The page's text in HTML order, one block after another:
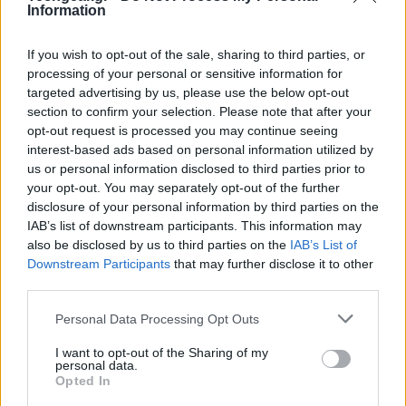
Information
If you wish to opt-out of the sale, sharing to third parties, or
processing of your personal or sensitive information for
targeted advertising by us, please use the below opt-out
section to confirm your selection. Please note that after your
opt-out request is processed you may continue seeing
interest-based ads based on personal information utilized by
us or personal information disclosed to third parties prior to
your opt-out. You may separately opt-out of the further
disclosure of your personal information by third parties on the
IAB’s list of downstream participants. This information may
also be disclosed by us to third parties on the IAB’s List of
Downstream Participants that may further disclose it to other
Please note that this website/app uses one or more Google
not limited to your visit or usage behaviour. You may click to
grant or deny consent to Google and its third-party tags to
use your data for below specified purposes in below Google
Personal Data Processing Opt Outs
I want to opt-out of the Sharing of my
personal data.
Opted In
Πρόκειται για έναmini dekstop(23.5 x 23.6 x 5.5 cm)
με λειτουργικό σύστημα βασισμένο στο Linux Ubuntu
και επεξεργαστήIntel Atom N270 1.6GHz, ο
σχεδιασμός του οποίου δε περιλαμβάνει ανεμιστήρα,
Αναλυτικά τα χαρακτηριστικά του:
Επεξεργαστής Intel Atom N270
1.6GHz